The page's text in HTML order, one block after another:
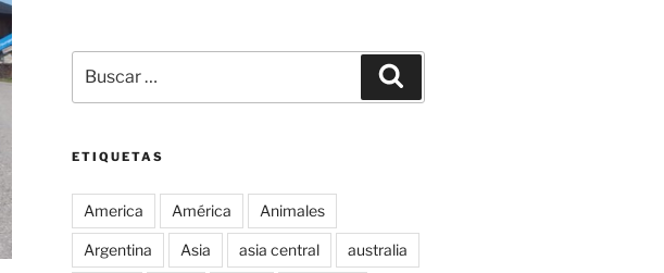
por:
ETIQUETAS
America América Animales
Argentina Asia asia central australia